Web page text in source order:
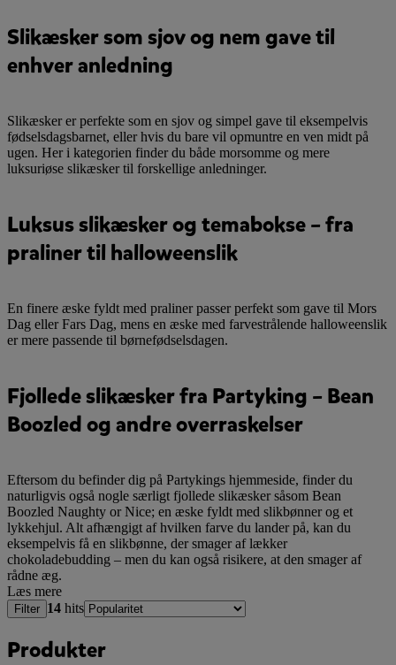
Slikæsker som sjov og nem gave til
enhver anledning
Slikæsker er perfekte som en sjov og simpel gave til eksempelvis
fødselsdagsbarnet, eller hvis du bare vil opmuntre en ven midt på
ugen. Her i kategorien finder du både morsomme og mere
luksuriøse slikæsker til forskellige anledninger.
Luksus slikæsker og temabokse – fra
praliner til halloweenslik
En finere æske fyldt med praliner passer perfekt som gave til Mors
Dag eller Fars Dag, mens en æske med farvestrålende halloweenslik
er mere passende til børnefødselsdagen.
Fjollede slikæsker fra Partyking – Bean
Boozled og andre overraskelser
Eftersom du befinder dig på Partykings hjemmeside, finder du
naturligvis også nogle særligt fjollede slikæsker såsom Bean
Boozled Naughty or Nice; en æske fyldt med slikbønner og et
lykkehjul. Alt afhængigt af hvilken farve du lander på, kan du
eksempelvis få en slikbønne, der smager af lækker
chokoladebudding – men du kan også risikere, at den smager af
rådne æg.
Læs mere
Filter 14 hits
Produkter